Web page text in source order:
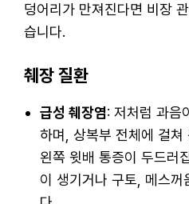
덩어리가 만져진다면 비장
습니다.
췌장 질환
급성 췌장염: 저처럼 과음
하며, 상복부 전체에 걸쳐
왼쪽 윗배 통증이 두드러
이 생기거나 구토, 메스꺼